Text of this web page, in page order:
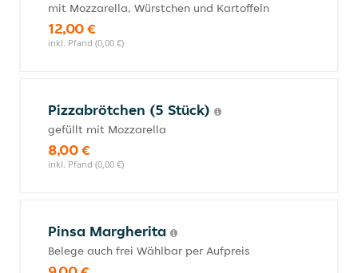
mit Mozzarella, Würstchen und Kartoffeln
12,00 €
inkl. Pfand (0,00 €)
Pizzabrötchen (5 Stück)
gefüllt mit Mozzarella
8,00 €
inkl. Pfand (0,00 €)
Pinsa Margherita
Belege auch frei Wählbar per Aufpreis